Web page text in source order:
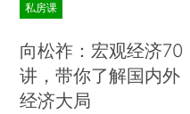
私房课
向松祚：宏观经济70
讲，带你了解国内外
经济大局